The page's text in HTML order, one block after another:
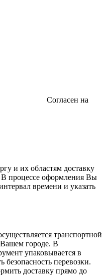
Согласен на
и их областям доставку
процессе оформления Вы
времени и указать
транспортной
городе. В
упаковывается в
безопасность перевозки.
доставку прямо до